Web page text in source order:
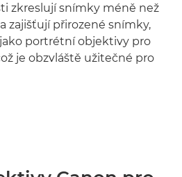
zkreslují snímky méně než
zajišťují přirozené snímky,
portrétní objektivy pro
je obzvláště užitečné pro